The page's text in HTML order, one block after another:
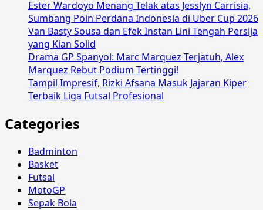
Ester Wardoyo Menang Telak atas Jesslyn Carrisia,
Sumbang Poin Perdana Indonesia di Uber Cup 2026
Van Basty Sousa dan Efek Instan Lini Tengah Persija
yang Kian Solid
Drama GP Spanyol: Marc Marquez Terjatuh, Alex
Marquez Rebut Podium Tertinggi!
Tampil Impresif, Rizki Afsana Masuk Jajaran Kiper
Terbaik Liga Futsal Profesional
Categories
Badminton
Basket
Futsal
MotoGP
Sepak Bola